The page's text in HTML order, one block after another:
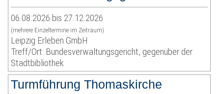
06.08.2026 bis 27.12.2026
(mehrere Einzeltermine im Zeitraum)
Leipzig Erleben GmbH
Treff/Ort: Bundesverwaltungsgericht, gegenüber der
Stadtbibliothek
Turmführung Thomaskirche